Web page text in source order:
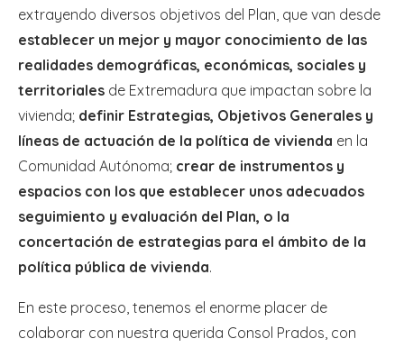
extrayendo diversos objetivos del Plan, que van desde
establecer un mejor y mayor conocimiento de las
realidades demográficas, económicas, sociales y
territoriales de Extremadura que impactan sobre la
vivienda; definir Estrategias, Objetivos Generales y
líneas de actuación de la política de vivienda en la
Comunidad Autónoma; crear de instrumentos y
espacios con los que establecer unos adecuados
seguimiento y evaluación del Plan, o la
concertación de estrategias para el ámbito de la
política pública de vivienda.
En este proceso, tenemos el enorme placer de
colaborar con nuestra querida Consol Prados, con